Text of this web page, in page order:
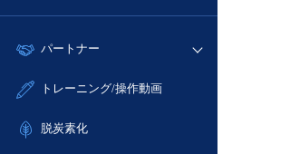
管理機能
すべてのメニューを見る
サポート
すべてのメニューを見る
- 初期設定・確認
- ユーザー機能の管理
- APIリファレンス
- IoT
- ITインフラストラクチャー
サービス稼働状況
故障/メンテナンス履歴
定期メンテナンス
パートナー
販売パートナー向けプログラム
トレーニング/操作動画
脱炭素化